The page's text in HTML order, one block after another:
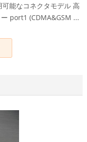
能なコネクタモデル 高
port1 (CDMA&GSM ...